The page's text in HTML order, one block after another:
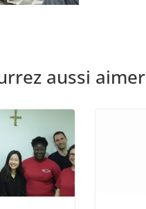
aussi aimer